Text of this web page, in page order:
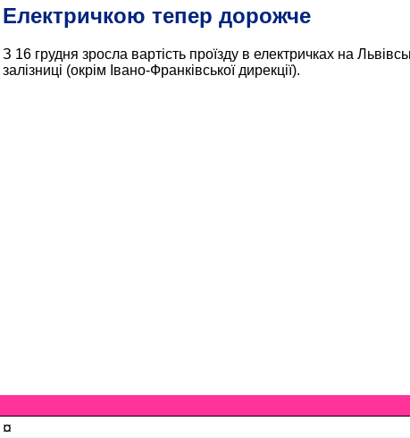
Електричкою тепер дорожче
З 16 грудня зросла вартість проїзду в електричках на
залізниці (окрім Івано-Франківської дирекції).
¤